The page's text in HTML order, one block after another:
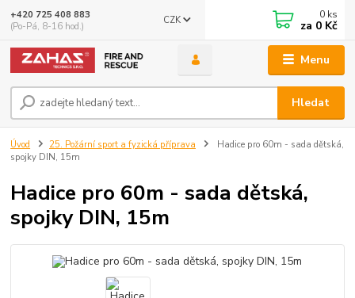
Menu
CZK
Hledat
+420 725 408 883
(Po-Pá, 8-16 hod.)
0 ks
za 0 Kč
Úvod 25. Požární sport a fyzická příprava
Hadice pro 60m - sada dětská,
spojky DIN, 15m
Hadice pro 60m - sada dětská,
spojky DIN, 15m